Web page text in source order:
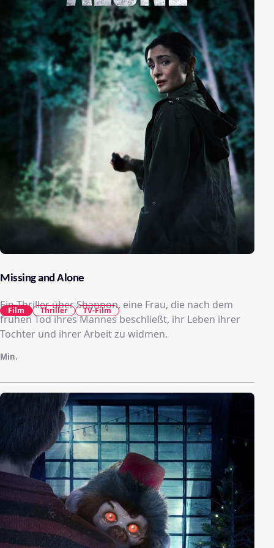
Missing and Alone
Ein Thriller über Shannon, eine Frau, die nach dem
frühen Tod ihres Mannes beschließt, ihr Leben ihrer
Tochter und ihrer Arbeit zu widmen.
Min.
Film Thriller TV-Film